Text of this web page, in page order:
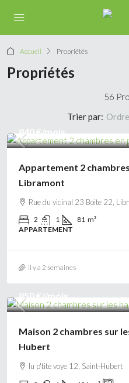
Accueil Propriétés
Propriétés
56
Trier par:
840 €/mois
Appartement 2
Libramont
Rue du vicinal 23 Boite 22,
2 1 81 m²
APPARTEMENT
il y a 2 semaines
850 €//mois
Maison 2 chambres sur
Hubert
lu p'tite voye 12, Saint-Hubert